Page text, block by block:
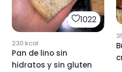
1022
230 kcal
Pan de lino sin
hidratos y sin gluten